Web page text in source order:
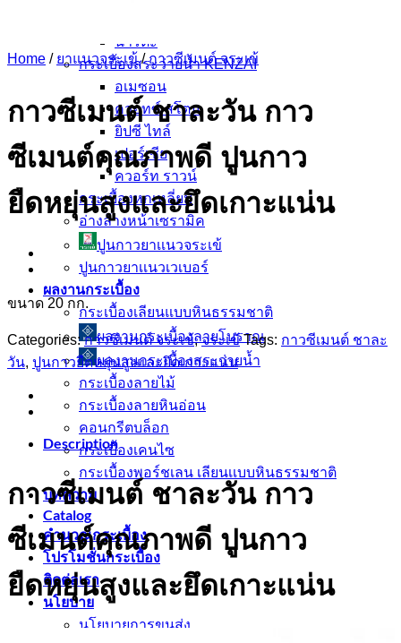
นาริตะ
กระเบื้องสระว่ายน้ำ KENZAI
อเมซอน
ควอทซ์ สโตน
ยิปซี ไทล์
เปอร์เซีย
ควอร์ท ราวน์
กระเบื้องหกเหลี่ยม
อ่างล้างหน้าเซรามิค
ปูนกาวยาเเนวจระเข้
ปูนกาวยาเเนวเวเบอร์
ผลงานกระเบื้อง
กระเบื้องเลียนแบบหินธรรมชาติ
ผลงานกระเบื้องลายโบราณ
ผลงานกระเบื้องสระว่ายนํ้า
กระเบื้องลายไม้
กระเบื้องลายหินอ่อน
คอนกรีตบล็อก
กระเบื้องเคนไซ
กระเบื้องพอร์ชเลน เลียนเเบบหินธรรมชาติ
บทความ
Catalog
คำนวณกระเบื้อง
โปรโมชั่นกระเบื้อง
ติดต่อเรา
นโยบาย
นโยบายการขนส่ง
Home / ยาแนวจระเข้ / กาวซีเมนต์ จระเข้
กาวซีเมนต์ ชาละวัน กาว
ซีเมนต์คุณภาพดี ปูนกาว
ยืดหยุ่นสูงและยึดเกาะแน่น
ขนาด 20 กก.
Categories:กาวซีเมนต์ จระเข้,จระเข้ Tags: กาวซีเมนต์ ชาละ
วัน, ปูนกาวยืดหยุ่นสูงและยึดเกาะแน่น
Description
กาวซีเมนต์ ชาละวัน กาว
ซีเมนต์คุณภาพดี ปูนกาว
ยืดหยุ่นสูงและยึดเกาะแน่น